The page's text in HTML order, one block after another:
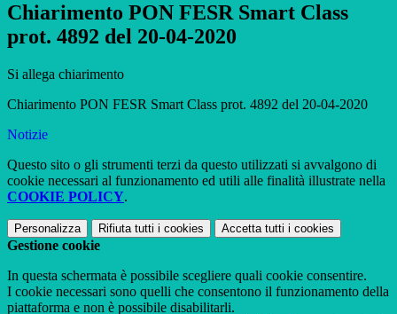
Chiarimento PON FESR Smart Class
prot. 4892 del 20-04-2020
Si allega chiarimento
Chiarimento PON FESR Smart Class prot. 4892 del 20-04-2020
Notizie
Questo sito o gli strumenti terzi da questo utilizzati si avvalgono di
cookie necessari al funzionamento ed utili alle finalità illustrate nella
COOKIE POLICY.
Personalizza Rifiuta tutti i cookies Accetta tutti i cookies
Gestione cookie
In questa schermata è possibile scegliere quali cookie consentire.
I cookie necessari sono quelli che consentono il funzionamento della
piattaforma e non è possibile disabilitarli.